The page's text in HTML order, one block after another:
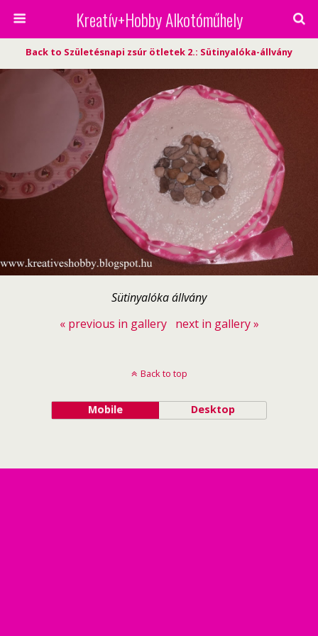
Kreatív+Hobby Alkotóműhely
Back to Születésnapi zsúr ötletek 2.: Sütinyalóka-állvány
Sütinyalóka állvány
« previous in gallery
next in gallery »
Back to top
Mobile Desktop